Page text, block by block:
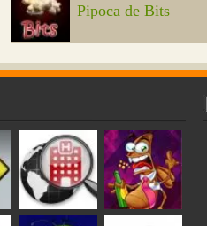
Pipoca de Bits